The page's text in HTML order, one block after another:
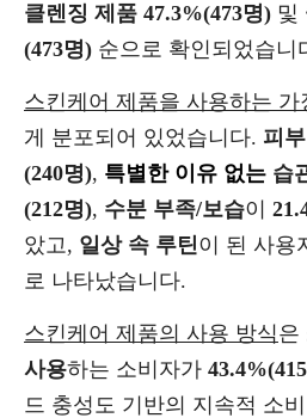
클렌징 제품 47.3%(473명) 및
(473명) 순으로 확인되었습니
스킨케어 제품을 사용하는 가
게 분포되어 있었습니다. 피
(240명), 특별한 이유 없는 습
(212명), 수분 부족/보습이
았고, 일상 속 루틴이 된 사용
로 나타났습니다.
스킨케어 제품의 사용 방식은
사용하는 소비자가
드 충성도 기반의 지속적 소